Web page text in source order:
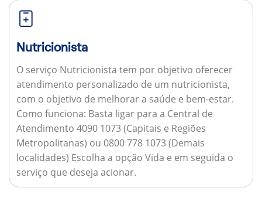
Nutricionista
O serviço Nutricionista tem por objetivo oferecer
atendimento personalizado de um nutricionista,
com o objetivo de melhorar a saúde e bem-estar.
Como funciona: Basta ligar para a Central de
Atendimento 4090 1073 (Capitais e Regiões
Metropolitanas) ou 0800 778 1073 (Demais
localidades) Escolha a opção Vida e em seguida o
serviço que deseja acionar.